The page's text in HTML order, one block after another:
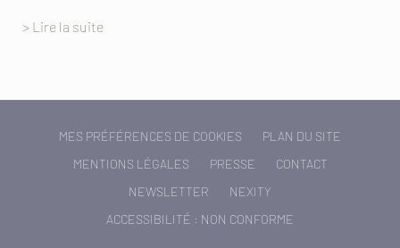
> Lire la suite
MES PRÉFÉRENCES DE COOKIES
PLAN DU SITE
MENTIONS LÉGALES
PRESSE
CONTACT
NEWSLETTER
NEXITY
ACCESSIBILITÉ : NON CONFORME